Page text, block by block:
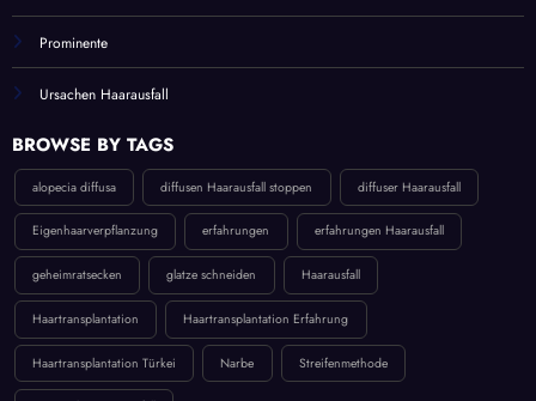
Prominente
Ursachen Haarausfall
BROWSE BY TAGS
alopecia diffusa diffusen Haarausfall stoppen diffuser Haarausfall
Eigenhaarverpflanzung erfahrungen erfahrungen Haarausfall
geheimratsecken glatze schneiden Haarausfall
Haartransplantation Haartransplantation Erfahrung
Haartransplantation Türkei Narbe Streifenmethode